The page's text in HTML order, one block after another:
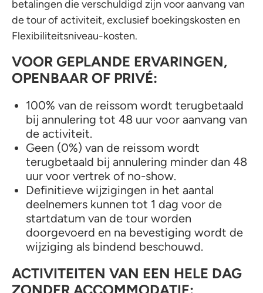
betalingen die verschuldigd zijn voor aanvang van
de tour of activiteit, exclusief boekingskosten en
Flexibiliteitsniveau-kosten.
VOOR GEPLANDE ERVARINGEN,
OPENBAAR OF PRIVÉ:
100% van de reissom wordt terugbetaald
bij annulering tot 48 uur voor aanvang van
de activiteit.
Geen (0%) van de reissom wordt
terugbetaald bij annulering minder dan 48
uur voor vertrek of no-show.
Definitieve wijzigingen in het aantal
deelnemers kunnen tot 1 dag voor de
startdatum van de tour worden
doorgevoerd en na bevestiging wordt de
wijziging als bindend beschouwd.
ACTIVITEITEN VAN EEN HELE DAG